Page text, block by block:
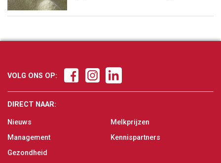
VOLG ONS OP:
DIRECT NAAR:
Nieuws
Management
Gezondheid
Melkprijzen
Kennispartners